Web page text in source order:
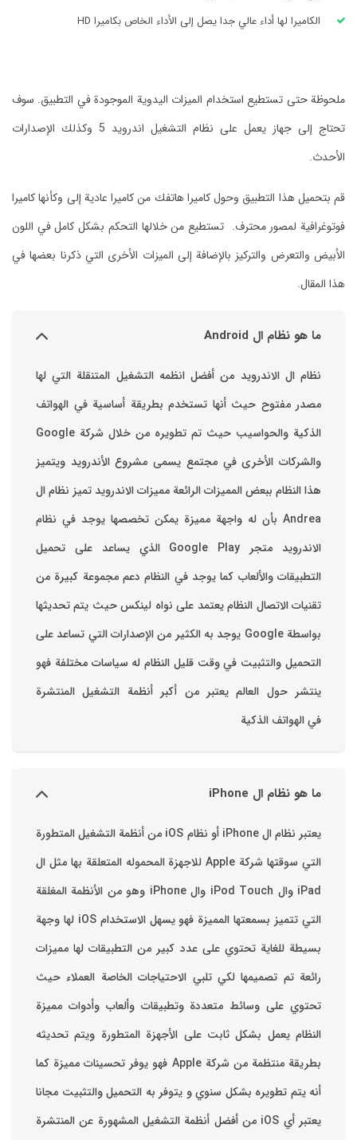
الكاميرا لها أداء عالي جدا يصل إلى الأداء الخاص بكاميرا HD
ملحوظة حتى تستطيع استخدام الميزات اليدوية الموجودة في التطبيق. سوف
تحتاج إلى جهاز يعمل على نظام التشغيل اندرويد 5 وكذلك الإصدارات
الأحدث.
قم بتحميل هذا التطبيق وحول كاميرا هاتفك من كاميرا عادية إلى وكأنها كاميرا
فوتوغرافية لمصور محترف. تستطيع من خلالها التحكم بشكل كامل في اللون
الأبيض والتعرض والتركيز بالإضافة إلى الميزات الأخرى التي ذكرنا بعضها في
هذا المقال.
ما هو نظام ال Android
نظام ال الاندرويد من أفضل انظمه التشغيل المتنقلة التي لها
مصدر مفتوح حيث أنها تستخدم بطريقة أساسية في الهواتف
والشركات الأخرى في مجتمع يسمى مشروع الأندرويد ويتميز
هذا النظام ببعض المميزات الرائعة ‏مميزات الاندرويد ‏تميز نظام ال
Andrea بأن له واجهة مميزة يمكن تخصصها ‏يوجد في نظام
الاندرويد متجر Google Play الذي يساعد على تحميل
التطبيقات والألعاب ‏كما يوجد في النظام دعم مجموعة كبيرة من
تقنيات الاتصال ‏النظام يعتمد على نواه لينكس حيث يتم تحديثها
بواسطة ‫Google‬ ‏يوجد به الكثير من الإصدارات التي تساعد على
التحميل والتثبيت في وقت قليل ‏النظام له سياسات مختلفة فهو
ينتشر حول العالم يعتبر من أكبر أنظمة التشغيل المنتشرة
في الهواتف الذكية
ما هو نظام ال iPhone
يعتبر نظام ال iPhone أو نظام iOS من أنظمة التشغيل المتطورة
التي سوقتها شركة Apple للاجهزة المحموله المتعلقة بها مثل ال
iPad وال iPod Touch وال iPhone وهو من الأنظمة المغلقة
التي تتميز بسمعتها المميزة فهو يسهل الاستخدام ‏iOS لها وجهة
بسيطة للغاية تحتوي على عدد كبير من التطبيقات لها مميزات
رائعة تم تصميمها لكي تلبي الاحتياجات الخاصة العملاء حيث
تحتوي على وسائط متعددة وتطبيقات وألعاب وأدوات مميزة
‏النظام يعمل بشكل ثابت على الأجهزة المتطورة ويتم تحديثه
بطريقة منتظمة من شركة Apple فهو يوفر تحسينات مميزة كما
أنه يتم تطويره بشكل سنوي و يتوفر به التحميل والتثبيت مجانا
‏يعتبر أي iOS من أفضل أنظمة التشغيل المشهورة عن المنتشرة